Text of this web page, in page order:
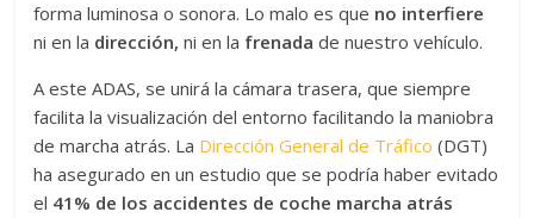
forma luminosa o sonora. Lo malo es que no interfiere
ni en la dirección,ni en la frenada de nuestro vehículo.
A este ADAS, se unirá la cámara trasera, que siempre
facilita la visualización del entorno facilitando la maniobra
de marcha atrás. La Dirección General de Tráfico (DGT)
ha asegurado en un estudio que se podría haber evitado
el 41% de los accidentes de coche marcha atrás